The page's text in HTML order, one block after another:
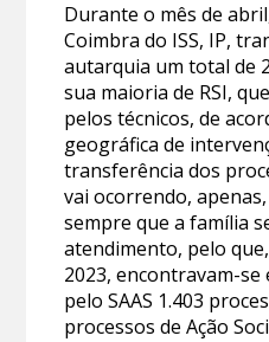
Durante o mês de
Coimbra do ISS, IP,
autarquia um total de
sua maioria de RSI,
pelos técnicos, de
geográfica de
transferência dos
vai ocorrendo,
sempre que a família
atendimento, pelo
2023, encontravam-
pelo SAAS 1.403
processos de Ação